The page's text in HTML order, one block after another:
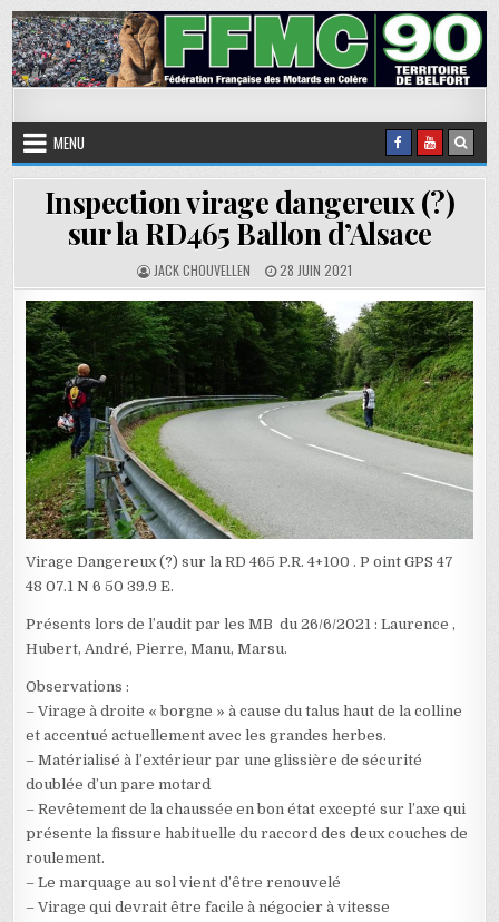
Skip to content
FFMC90
MENU
Inspection virage dangereux (?)
sur la RD465 Ballon d’Alsace
AUTHOR:
JACK CHOUVELLEN PUBLISHED DATE:
28 JUIN 2021
Virage Dangereux (?) sur la RD 465 P.R. 4+100 . P oint GPS 47
48 07.1 N 6 50 39.9 E.
Présents lors de l’audit par les MB du 26/6/2021 : Laurence ,
Hubert, André, Pierre, Manu, Marsu.
Observations :
– Virage à droite « borgne » à cause du talus haut de la colline
et accentué actuellement avec les grandes herbes.
– Matérialisé à l’extérieur par une glissière de sécurité
doublée d’un pare motard
– Revêtement de la chaussée en bon état excepté sur l’axe qui
présente la fissure habituelle du raccord des deux couches de
roulement.
– Le marquage au sol vient d’être renouvelé
– Virage qui devrait être facile à négocier à vitesse